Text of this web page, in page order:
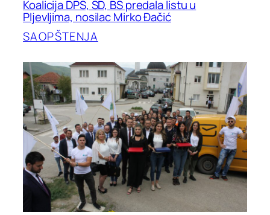
Koalicija DPS, SD, BS predala listu u
Pljevljima, nosilac Mirko Đačić
SAOPŠTENJA